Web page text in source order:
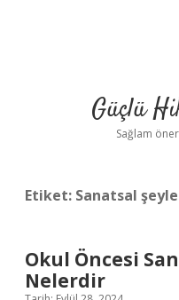
Güçlü
Sağlam
Etiket: Sanatsal
Okul Öncesi
Nelerdir